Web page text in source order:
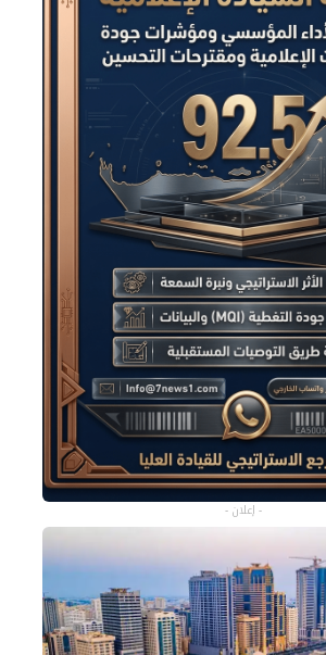
- إعلان -